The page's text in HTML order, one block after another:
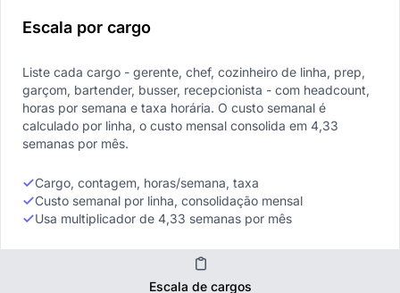
Escala por cargo
Liste cada cargo - gerente, chef, cozinheiro de linha, prep,
garçom, bartender, busser, recepcionista - com headcount,
horas por semana e taxa horária. O custo semanal é
calculado por linha, o custo mensal consolida em 4,33
semanas por mês.
Cargo, contagem, horas/semana, taxa
Custo semanal por linha, consolidação mensal
Usa multiplicador de 4,33 semanas por mês
Escala de cargos